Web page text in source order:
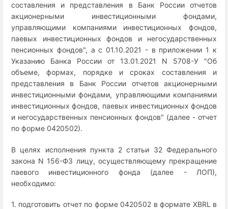
составления и представления в Банк России отчетов
акционерными инвестиционными фондами,
управляющими компаниями инвестиционных фондов,
паевых инвестиционных фондов и негосударственных
пенсионных фондов", а с 01.10.2021 - в приложении 1 к
Указанию Банка России от 13.01.2021 N 5708-У "Об
объеме, формах, порядке и сроках составления и
представления в Банк России отчетов акционерными
инвестиционными фондами, управляющими компаниями
инвестиционных фондов, паевых инвестиционных фондов
и негосударственных пенсионных фондов" (далее - отчет
по форме 0420502).
В целях исполнения пункта 2 статьи 32 Федерального
закона N 156-ФЗ лицу, осуществляющему прекращение
паевого инвестиционного фонда (далее - ЛОП),
необходимо:
1. подготовить отчет по форме 0420502 в формате XBRL в